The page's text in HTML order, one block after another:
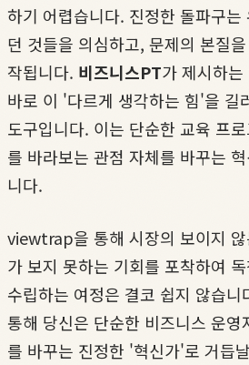
하기 어렵습니다. 진정한 돌파구는
던 것들을 의심하고, 문제의 본질
작됩니다. 비즈니스PT가 제시하
바로 이 '다르게 생각하는 힘'을 길
도구입니다. 이는 단순한 교육 프
를 바라보는 관점 자체를 바꾸는
니다.
viewtrap을 통해 시장의 보이지
가 보지 못하는 기회를 포착하여 독
수립하는 여정은 결코 쉽지 않습
통해 당신은 단순한 비즈니스 운
를 바꾸는 진정한 '혁신가'로 거듭